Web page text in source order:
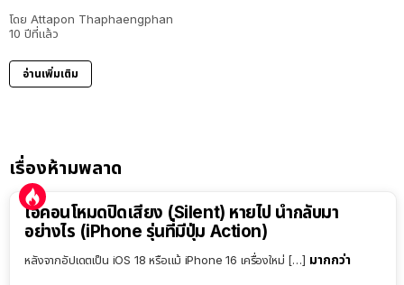
โดย Attapon Thaphaengphan
10 ปีที่แล้ว
อ่านเพิ่มเติม
เรื่องห้ามพลาด
ไอคอนโหมดปิดเสียง (Silent) หายไป นำกลับมา
อย่างไร (iPhone รุ่นที่มีปุ่ม Action)
หลังจากอัปเดตเป็น iOS 18 หรือแม้ iPhone 16 เครื่องใหม่ […] มากกว่า